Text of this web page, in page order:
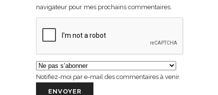
navigateur pour mes prochains commentaires.
Notifiez-moi par e-mail des commentaires à venir.